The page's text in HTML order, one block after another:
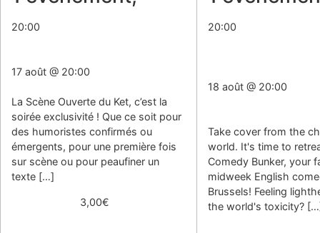
20:00
17 août @ 20:00
La Scène Ouverte du Ket, c’est la
soirée exclusivité ! Que ce soit pour
des humoristes confirmés ou
émergents, pour une première fois
sur scène ou pour peaufiner un
texte […]
3,00€
20:00
18 août @ 20:00
Take cover from the
world. It's time to
Comedy Bunker, your
midweek English
Brussels! Feeling
the world's toxicity?